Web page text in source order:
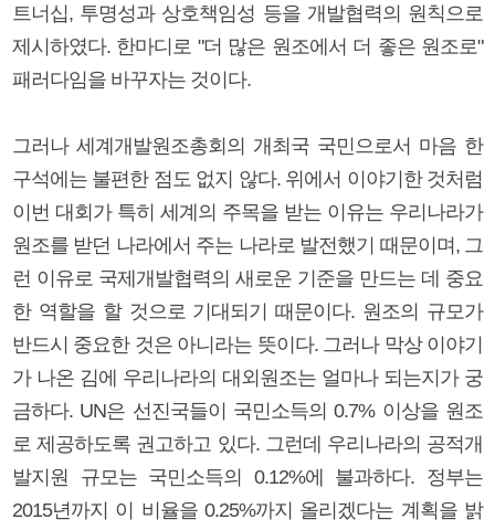
트너십, 투명성과 상호책임성 등을 개발협력의 원칙으로
제시하였다. 한마디로 "더 많은 원조에서 더 좋은 원조로"
패러다임을 바꾸자는 것이다.
그러나 세계개발원조총회의 개최국 국민으로서 마음 한
구석에는 불편한 점도 없지 않다. 위에서 이야기한 것처럼
이번 대회가 특히 세계의 주목을 받는 이유는 우리나라가
원조를 받던 나라에서 주는 나라로 발전했기 때문이며, 그
런 이유로 국제개발협력의 새로운 기준을 만드는 데 중요
한 역할을 할 것으로 기대되기 때문이다. 원조의 규모가
반드시 중요한 것은 아니라는 뜻이다. 그러나 막상 이야기
가 나온 김에 우리나라의 대외원조는 얼마나 되는지가 궁
금하다. UN은 선진국들이 국민소득의 0.7% 이상을 원조
로 제공하도록 권고하고 있다. 그런데 우리나라의 공적개
발지원 규모는 국민소득의 0.12%에 불과하다. 정부는
2015년까지 이 비율을 0.25%까지 올리겠다는 계획을 밝